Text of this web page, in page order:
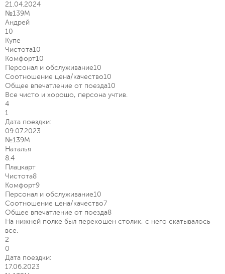
21.04.2024
№139М
Андрей
10
Купе
Чистота10
Комфорт10
Персонал и обслуживание10
Соотношение цена/качество10
Общее впечатление от поезда10
Все чисто и хорошо, персона учтив.
4
1
Дата поездки:
09.07.2023
№139М
Наталья
8.4
Плацкарт
Чистота8
Комфорт9
Персонал и обслуживание10
Соотношение цена/качество7
Общее впечатление от поезда8
На нижней полке был перекошен столик, с него скатывалось
все.
2
0
Дата поездки:
17.06.2023